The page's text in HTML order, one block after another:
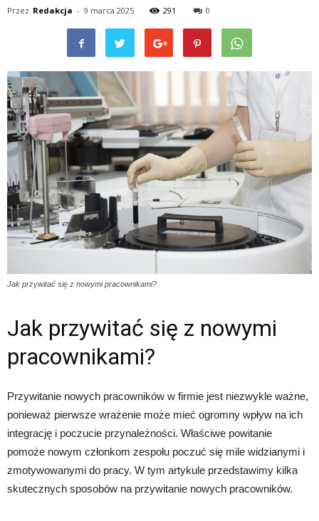
Przez Redakcja - 9 marca 2025 291 0
Jak przywitać się z nowymi pracownikami?
Jak przywitać się z nowymi
pracownikami?
Przywitanie nowych pracowników w firmie jest niezwykle ważne,
ponieważ pierwsze wrażenie może mieć ogromny wpływ na ich
integrację i poczucie przynależności. Właściwe powitanie
pomoże nowym członkom zespołu poczuć się mile widzianymi i
zmotywowanymi do pracy. W tym artykule przedstawimy kilka
skutecznych sposobów na przywitanie nowych pracowników.